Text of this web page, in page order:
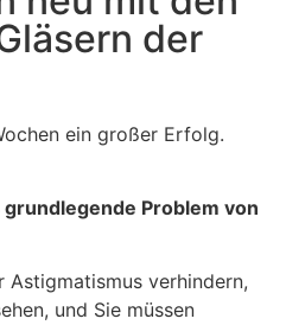
der
ein großer Erfolg.
grundlegende Problem von
Astigmatismus verhindern,
und Sie müssen